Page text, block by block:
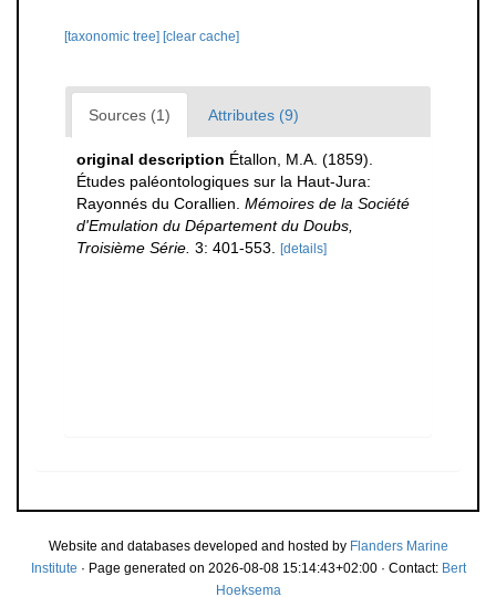
[taxonomic tree] [clear cache]
Sources (1) Attributes (9)
original description Étallon, M.A. (1859).
Études paléontologiques sur la Haut-Jura:
Rayonnés du Corallien. Mémoires de la Société
d'Emulation du Département du Doubs,
Troisième Série. 3: 401-553. [details]
Website and databases developed and hosted by Flanders Marine
Institute · Page generated on 2026-08-08 15:14:43+02:00 · Contact: Bert
Hoeksema